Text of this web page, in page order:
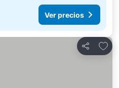
Ver precios
Compartir